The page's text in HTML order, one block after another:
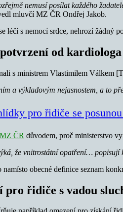
nemusí posílat každého
mluvčí MZ ČR Ondřej Jakob.
léčí s nemocí srdce, nehrozí žádný
od kardiologa
s ministrem Vlastimilem Válkem
a výkladovým nejasnostem, a to
pro řidiče se
ČR důvodem, proč ministerstvo
že vnitrostátní opatření…
obecné definice seznam
řidiče s vadou